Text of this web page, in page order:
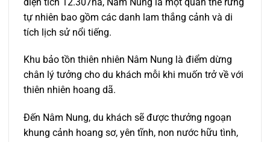
tự nhiên bao gồm các danh lam thắng cảnh và di
tích lịch sử nổi tiếng.
Khu bảo tồn thiên nhiên Nâm Nung là điểm dừng
chân lý tưởng cho du khách mỗi khi muốn trở về với
thiên nhiên hoang dã.
Đến Nâm Nung, du khách sẽ được thưởng ngoạn
khung cảnh hoang sơ, yên tĩnh, non nước hữu tình,